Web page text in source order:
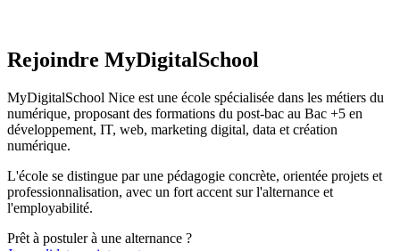
Rejoindre MyDigitalSchool
MyDigitalSchool Nice est une école spécialisée dans les métiers du
numérique, proposant des formations du post-bac au Bac +5 en
développement, IT, web, marketing digital, data et création
numérique.
L'école se distingue par une pédagogie concrète, orientée projets et
professionnalisation, avec un fort accent sur l'alternance et
l'employabilité.
Prêt à postuler à une alternance ?